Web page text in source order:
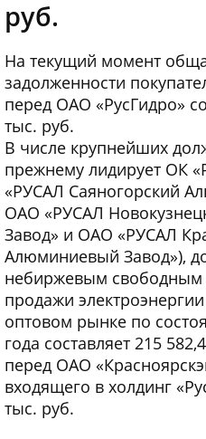
руб.
На текущий момент
задолженности
перед ОАО «РусГидро»
тыс. руб.
В числе крупнейших
прежнему лидирует ОК
«РУСАЛ Саяногорский
ОАО «РУСАЛ
Завод» и ОАО «РУСАЛ
Алюминиевый Завод»),
небиржевым свободным
продажи
оптовом рынке по
года составляет 215
перед ОАО
входящего в холдинг
тыс. руб.